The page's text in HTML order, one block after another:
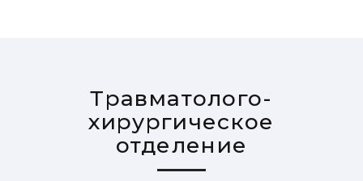
Травматолого-
хирургическое
отделение